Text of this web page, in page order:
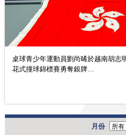
桌球青少年運動員劉尚晞於越南胡志
花式撞球錦標賽勇奪銀牌…
月份